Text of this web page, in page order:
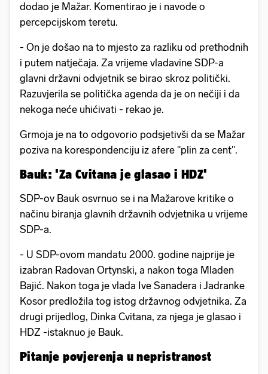
dodao je Mažar. Komentirao je i navode o
percepcijskom teretu.
- On je došao na to mjesto za razliku od prethodnih
i putem natječaja. Za vrijeme vladavine SDP-a
glavni državni odvjetnik se birao skroz politički.
Razuvjerila se politička agenda da je on nečiji i da
nekoga neće uhićivati - rekao je.
Grmoja je na to odgovorio podsjetivši da se Mažar
poziva na korespondenciju iz afere "plin za cent".
Bauk: 'Za Cvitana je glasao i HDZ'
SDP-ov Bauk osvrnuo se i na Mažarove kritike o
načinu biranja glavnih državnih odvjetnika u vrijeme
SDP-a.
- U SDP-ovom mandatu 2000. godine najprije je
izabran Radovan Ortynski, a nakon toga Mladen
Bajić. Nakon toga je vlada Ive Sanadera i Jadranke
Kosor predložila tog istog državnog odvjetnika. Za
drugi prijedlog, Dinka Cvitana, za njega je glasao i
HDZ -istaknuo je Bauk.
Pitanje povjerenja u nepristranost